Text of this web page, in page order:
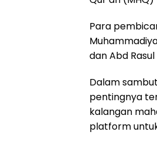
Para
dan Abd
Dalam
pentingnya
kalangan
platform